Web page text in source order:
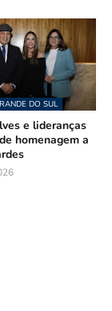
DO SUL
e lideranças
homenagem a